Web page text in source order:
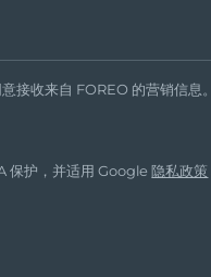
意接收来自 FOREO 的营销信息
保护，并适用 Google隐私政策